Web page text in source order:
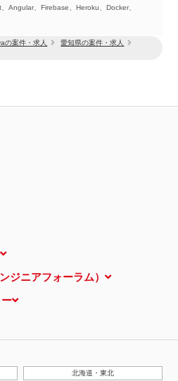
の案件・求人
愛知県の案件・求人
Angular、Firebase、Heroku、Docker、
ジニアフォーラム）
北海道・東北